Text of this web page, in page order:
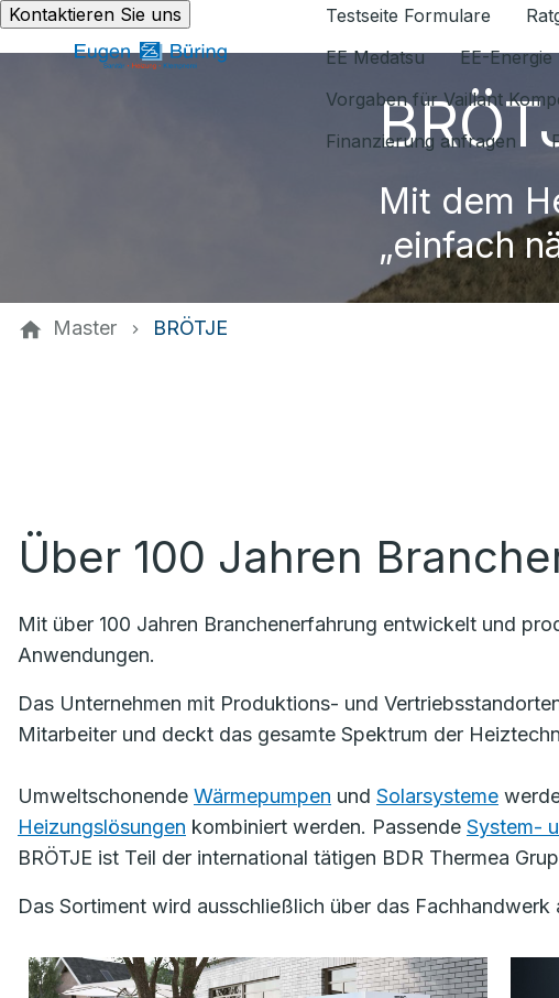
Kontaktieren Sie uns Testseite Formulare
EE Medatsu
EE-Energie
Vorgaben für Vaillant
Finanzierung anfragen
Mit dem
„einfach
Master BRÖTJE
Über 100 Jahren
Mit über 100 Jahren Branchenerfahrung entwickelt und
Anwendungen.
Das Unternehmen mit Produktions- und
Mitarbeiter und deckt das gesamte Spektrum der
Umweltschonende Wärmepumpen und Solarsysteme
Heizungslösungen kombiniert werden. Passende System-
BRÖTJE ist Teil der international tätigen BDR Thermea
Das Sortiment wird ausschließlich über das Fachhandwerk